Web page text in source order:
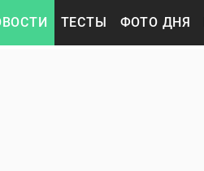
ТЕСТЫ ФОТО ДНЯ